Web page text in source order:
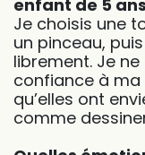
enfant de 5
Je choisis une
un pinceau,
librement. Je
confiance à ma
qu’elles ont
comme